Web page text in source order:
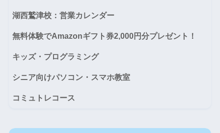
湖西鷲津校：営業カレンダー
無料体験でAmazonギフト券2,000円分プレゼント！
キッズ・プログラミング
シニア向けパソコン・スマホ教室
コミュトレコース